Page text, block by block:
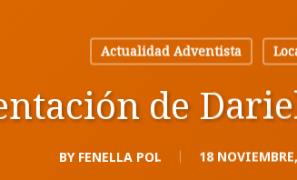
Actualidad Adventista
de
BY FENELLA POL 18